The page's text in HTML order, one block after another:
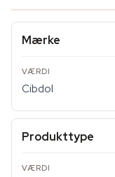
Mærke
Cibdol
Produkttype